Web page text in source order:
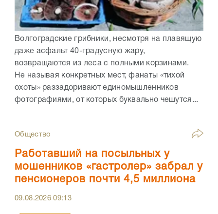
Волгоградские грибники, несмотря на плавящую
даже асфальт 40-градусную жару,
возвращаются из леса с полными корзинами.
Не называя конкретных мест, фанаты «тихой
охоты» раззадоривают единомышленников
фотографиями, от которых буквально чешутся...
Общество
Работавший на посыльных у
мошенников «гастролер» забрал у
пенсионеров почти 4,5 миллиона
09.08.202609:13